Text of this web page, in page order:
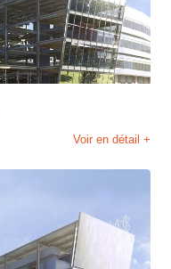
Voir en détail +